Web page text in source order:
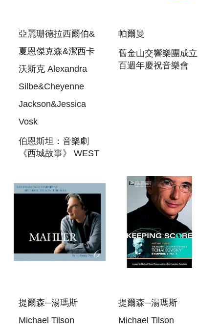
亞麗珊德拉西爾伯&
夏恩傑克森&潔西卡
沃斯克 Alexandra
Silbe&Cheyenne
Jackson&Jessica
Vosk
伯恩斯坦：音樂劇
《西城故事》 WEST
帕爾曼
舊金山交響樂團成立
百週年慶祝音樂會
提爾森─湯瑪斯
Michael Tilson
提爾森─湯瑪斯
Michael Tilson